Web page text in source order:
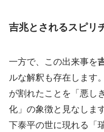
吉兆とされるスピリ
一方で、この出来事を
ルな解釈も存在します
が割れたことを「悪し
化」の象徴と見なしま
下泰平の世に現れる「